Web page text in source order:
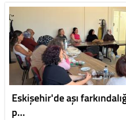
Eskişehir'de aşı
p…